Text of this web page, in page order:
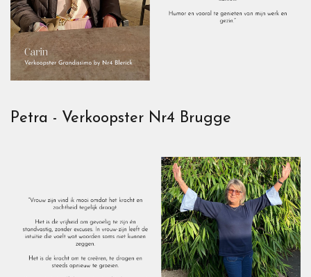
Petra - Verkoopster Nr4 Brugge